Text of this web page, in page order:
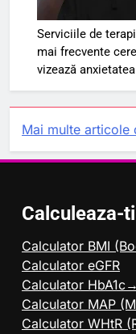
Serviciile de
mai frecvente
vizează
Mai multe articole
Calculeaza-
Calculator BMI
Calculator eGFR
Calculator
Calculator MAP
Calculator WHtR